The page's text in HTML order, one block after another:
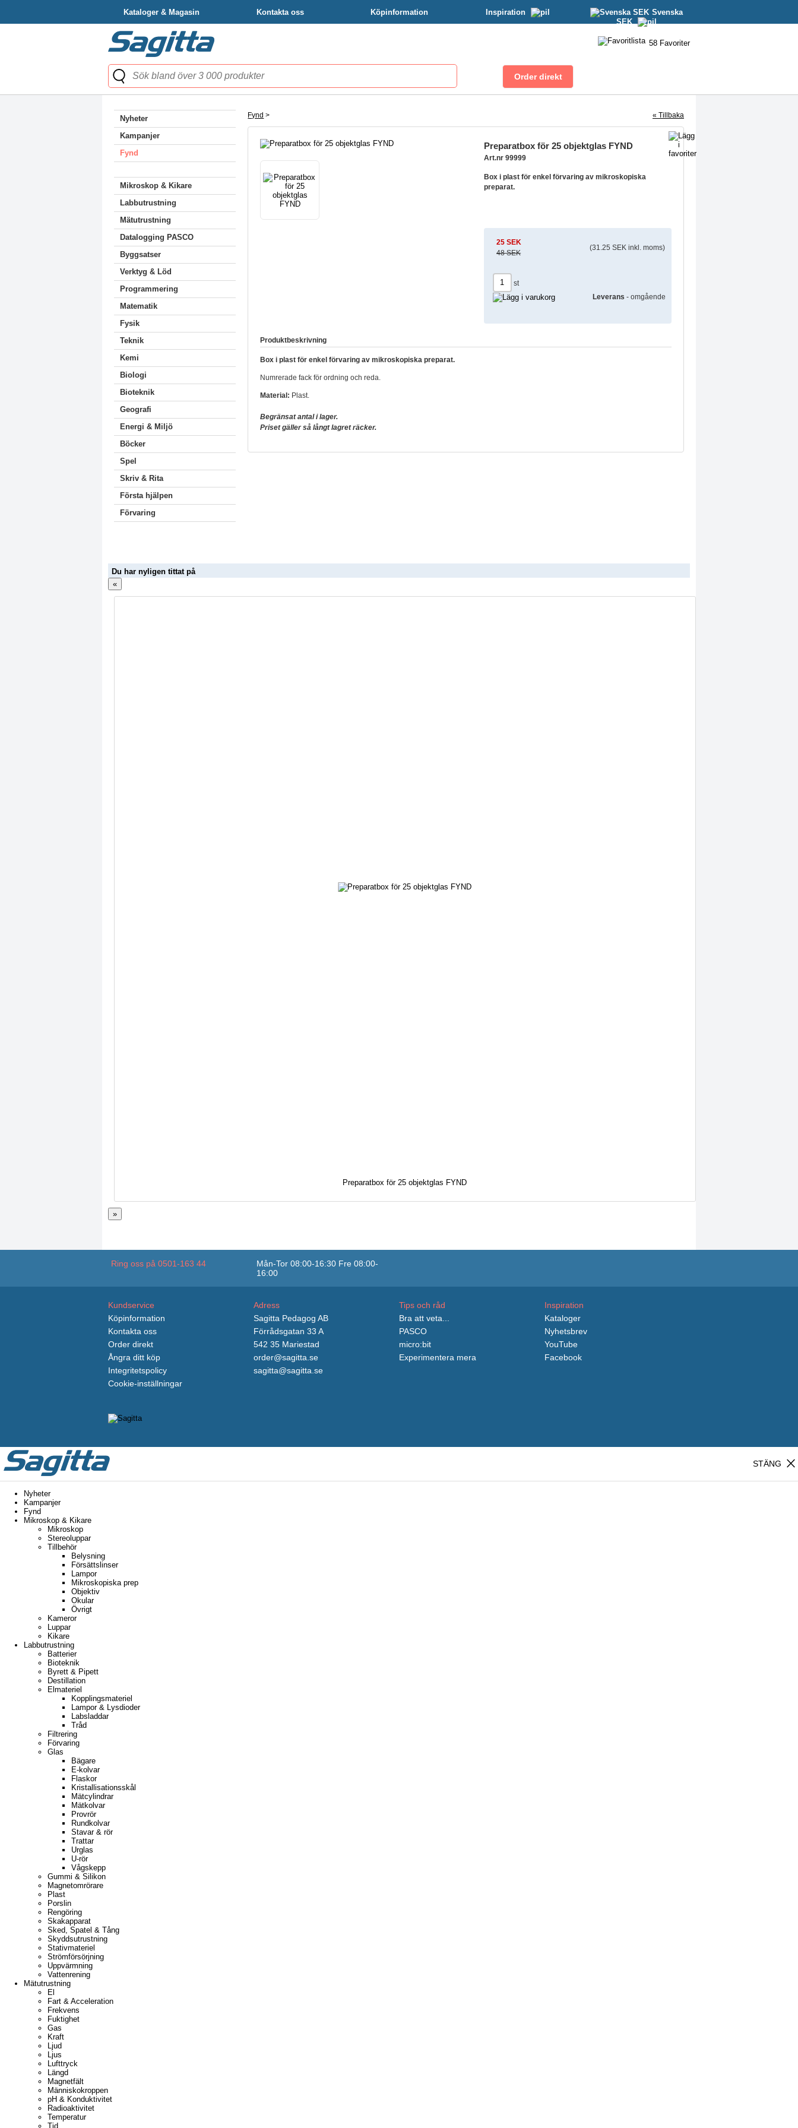
Kataloger & Magasin Kontakta oss Köpinformation Inspiration
Svenska
SEK
58 Favoriter
Nyheter
Kampanjer
Fynd
Mikroskop & Kikare
Labbutrustning
Mätutrustning
Datalogging PASCO
Byggsatser
Verktyg & Löd
Programmering
Matematik
Fysik
Teknik
Kemi
Biologi
Bioteknik
Geografi
Energi & Miljö
Böcker
Spel
Skriv & Rita
Första hjälpen
Förvaring
Fynd > « Tillbaka
Preparatbox för 25 objektglas FYND
Art.nr 99999
Box i plast för enkel förvaring av mikroskopiska
preparat.
25 SEK
48 SEK
(31.25 SEK inkl. moms)
st
Leverans - omgående
Produktbeskrivning
Box i plast för enkel förvaring av mikroskopiska preparat.
Numrerade fack för ordning och reda.
Material: Plast.
Begränsat antal i lager.
Priset gäller så långt lagret räcker.
Du har nyligen tittat på
«
Preparatbox för 25 objektglas FYND
»
Ring oss på 0501-163 44
Mån-Tor 08:00-16:30 Fre 08:00-
16:00
Kundservice
Köpinformation
Kontakta oss
Order direkt
Ångra ditt köp
Integritetspolicy
Cookie-inställningar
Adress
Sagitta Pedagog AB
Förrådsgatan 33 A
542 35 Mariestad
order@sagitta.se
sagitta@sagitta.se
Tips och råd
Bra att veta...
PASCO
micro:bit
Experimentera mera
Inspiration
Kataloger
Nyhetsbrev
YouTube
Facebook
close
STÄNG
Nyheter
Kampanjer
Fynd
Mikroskop & Kikare
Mikroskop
Stereoluppar
Tillbehör
Belysning
Försättslinser
Lampor
Mikroskopiska prep
Objektiv
Okular
Övrigt
Kameror
Luppar
Kikare
Labbutrustning
Batterier
Bioteknik
Byrett & Pipett
Destillation
Elmateriel
Kopplingsmateriel
Lampor & Lysdioder
Labsladdar
Tråd
Filtrering
Förvaring
Glas
Bägare
E-kolvar
Flaskor
Kristallisationsskål
Mätcylindrar
Mätkolvar
Provrör
Rundkolvar
Stavar & rör
Trattar
Urglas
U-rör
Vågskepp
Gummi & Silikon
Magnetomrörare
Plast
Porslin
Rengöring
Skakapparat
Sked, Spatel & Tång
Skyddsutrustning
Stativmateriel
Strömförsörjning
Uppvärmning
Vattenrening
Mätutrustning
El
Fart & Acceleration
Frekvens
Fuktighet
Gas
Kraft
Ljud
Ljus
Lufttryck
Längd
Magnetfält
Människokroppen
pH & Konduktivitet
Radioaktivitet
Temperatur
Tid